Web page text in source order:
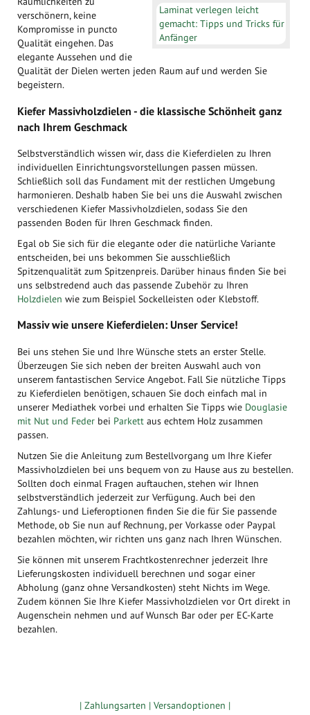
Laminat verlegen leicht
gemacht: Tipps und Tricks für
Anfänger
verschönern, keine
Kompromisse in puncto
Qualität eingehen. Das
elegante Aussehen und die
Qualität der Dielen werten jeden Raum auf und werden Sie
begeistern.
Kiefer Massivholzdielen - die klassische Schönheit ganz
nach Ihrem Geschmack
Selbstverständlich wissen wir, dass die Kieferdielen zu Ihren
individuellen Einrichtungsvorstellungen passen müssen.
Schließlich soll das Fundament mit der restlichen Umgebung
harmonieren. Deshalb haben Sie bei uns die Auswahl zwischen
verschiedenen Kiefer Massivholzdielen, sodass Sie den
passenden Boden für Ihren Geschmack finden.
Egal ob Sie sich für die elegante oder die natürliche Variante
entscheiden, bei uns bekommen Sie ausschließlich
Spitzenqualität zum Spitzenpreis. Darüber hinaus finden Sie bei
uns selbstredend auch das passende Zubehör zu Ihren
Holzdielen wie zum Beispiel Sockelleisten oder Klebstoff.
Massiv wie unsere Kieferdielen: Unser Service!
Bei uns stehen Sie und Ihre Wünsche stets an erster Stelle.
Überzeugen Sie sich neben der breiten Auswahl auch von
unserem fantastischen Service Angebot. Fall Sie nützliche Tipps
zu Kieferdielen benötigen, schauen Sie doch einfach mal in
unserer Mediathek vorbei und erhalten Sie Tipps wie Douglasie
mit Nut und Feder bei Parkett aus echtem Holz zusammen
passen.
Nutzen Sie die Anleitung zum Bestellvorgang um Ihre Kiefer
Massivholzdielen bei uns bequem von zu Hause aus zu bestellen.
Sollten doch einmal Fragen auftauchen, stehen wir Ihnen
selbstverständlich jederzeit zur Verfügung. Auch bei den
Zahlungs- und Lieferoptionen finden Sie die für Sie passende
Methode, ob Sie nun auf Rechnung, per Vorkasse oder Paypal
bezahlen möchten, wir richten uns ganz nach Ihren Wünschen.
Sie können mit unserem Frachtkostenrechner jederzeit Ihre
Lieferungskosten individuell berechnen und sogar einer
Abholung (ganz ohne Versandkosten) steht Nichts im Wege.
Zudem können Sie Ihre Kiefer Massivholzdielen vor Ort direkt in
Augenschein nehmen und auf Wunsch Bar oder per EC-Karte
bezahlen.
| Zahlungsarten | Versandoptionen |